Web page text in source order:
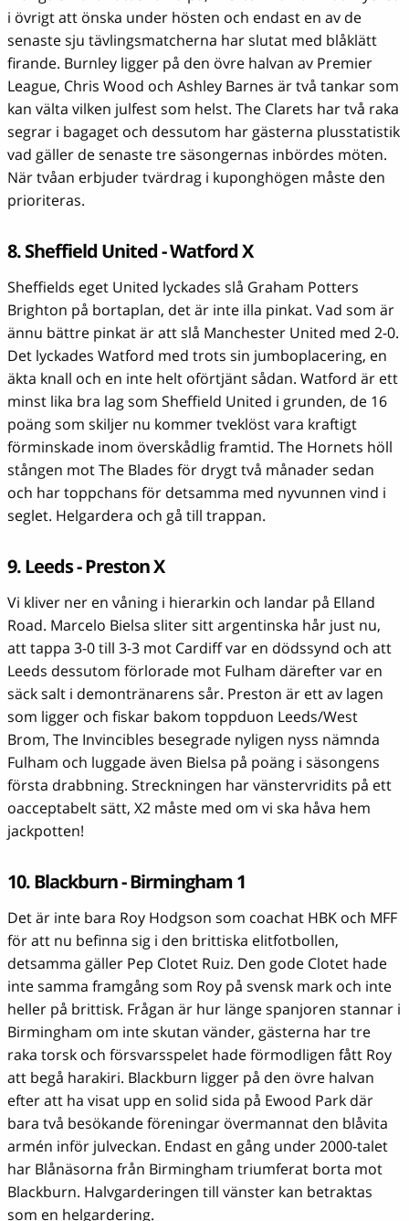
i övrigt att önska under hösten och endast en av de
senaste sju tävlingsmatcherna har slutat med blåklätt
firande. Burnley ligger på den övre halvan av Premier
League, Chris Wood och Ashley Barnes är två tankar som
kan välta vilken julfest som helst. The Clarets har två raka
segrar i bagaget och dessutom har gästerna plusstatistik
vad gäller de senaste tre säsongernas inbördes möten.
När tvåan erbjuder tvärdrag i kuponghögen måste den
prioriteras.
8. Sheffield United - Watford X
Sheffields eget United lyckades slå Graham Potters
Brighton på bortaplan, det är inte illa pinkat. Vad som är
ännu bättre pinkat är att slå Manchester United med 2-0.
Det lyckades Watford med trots sin jumboplacering, en
äkta knall och en inte helt oförtjänt sådan. Watford är ett
minst lika bra lag som Sheffield United i grunden, de 16
poäng som skiljer nu kommer tveklöst vara kraftigt
förminskade inom överskådlig framtid. The Hornets höll
stången mot The Blades för drygt två månader sedan
och har toppchans för detsamma med nyvunnen vind i
seglet. Helgardera och gå till trappan.
9. Leeds - Preston X
Vi kliver ner en våning i hierarkin och landar på Elland
Road. Marcelo Bielsa sliter sitt argentinska hår just nu,
att tappa 3-0 till 3-3 mot Cardiff var en dödssynd och att
Leeds dessutom förlorade mot Fulham därefter var en
säck salt i demontränarens sår. Preston är ett av lagen
som ligger och fiskar bakom toppduon Leeds/West
Brom, The Invincibles besegrade nyligen nyss nämnda
Fulham och luggade även Bielsa på poäng i säsongens
första drabbning. Streckningen har vänstervridits på ett
oacceptabelt sätt, X2 måste med om vi ska håva hem
jackpotten!
10. Blackburn - Birmingham 1
Det är inte bara Roy Hodgson som coachat HBK och MFF
för att nu befinna sig i den brittiska elitfotbollen,
detsamma gäller Pep Clotet Ruiz. Den gode Clotet hade
inte samma framgång som Roy på svensk mark och inte
heller på brittisk. Frågan är hur länge spanjoren stannar i
Birmingham om inte skutan vänder, gästerna har tre
raka torsk och försvarsspelet hade förmodligen fått Roy
att begå harakiri. Blackburn ligger på den övre halvan
efter att ha visat upp en solid sida på Ewood Park där
bara två besökande föreningar övermannat den blåvita
armén inför julveckan. Endast en gång under 2000-talet
har Blånäsorna från Birmingham triumferat borta mot
Blackburn. Halvgarderingen till vänster kan betraktas
som en helgardering.